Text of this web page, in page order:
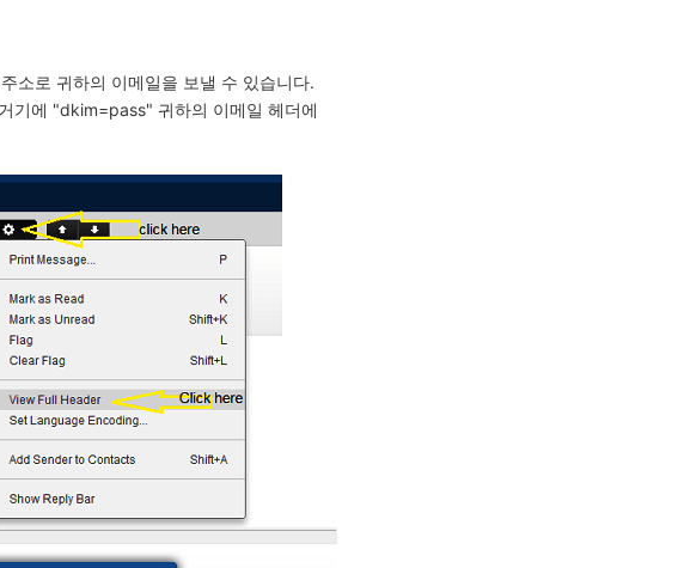
소로 귀하의 이메일을 보낼 수 있습니다.
기에 "dkim=pass" 귀하의 이메일 헤더에